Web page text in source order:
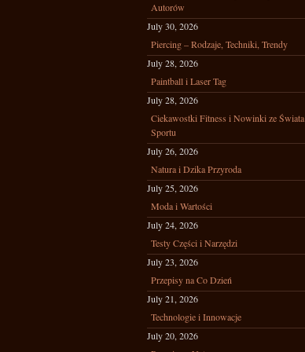
Autorów
July 30, 2026
Piercing – Rodzaje, Techniki, Trendy
July 28, 2026
Paintball i Laser Tag
July 28, 2026
Ciekawostki Fitness i Nowinki ze Świata
Sportu
July 26, 2026
Natura i Dzika Przyroda
July 25, 2026
Moda i Wartości
July 24, 2026
Testy Części i Narzędzi
July 23, 2026
Przepisy na Co Dzień
July 21, 2026
Technologie i Innowacje
July 20, 2026